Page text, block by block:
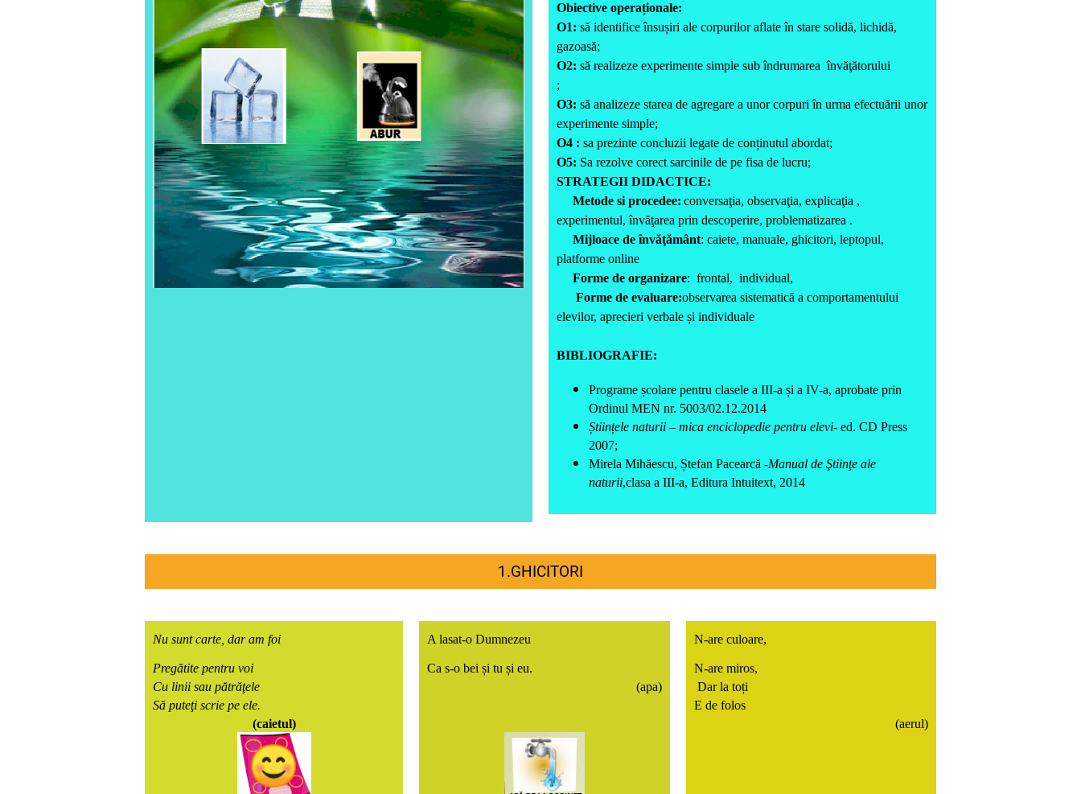
Obiective operaționale:
O1: să identifice însușiri ale corpurilor aflate în stare solidă, lichidă,
gazoasă;
O2: să realizeze experimente simple sub îndrumarea învăţătorului
;
O3: să analizeze starea de agregare a unor corpuri în urma efectuării unor
experimente simple;
O4 : sa prezinte concluzii legate de conținutul abordat;
O5: Sa rezolve corect sarcinile de pe fisa de lucru;
STRATEGII DIDACTICE:
Metode si procedee: conversaţia, observaţia, explicaţia ,
experimentul, învăţarea prin descoperire, problematizarea .
Mijloace de învăţământ: caiete, manuale, ghicitori, leptopul,
platforme online
Forme de organizare: frontal, individual,
Forme de evaluare:observarea sistematică a comportamentului
elevilor, aprecieri verbale și individuale
BIBLIOGRAFIE:
Programe școlare pentru clasele a III-a și a IV-a, aprobate prin
Ordinul MEN nr. 5003/02.12.2014
Științele naturii – mica enciclopedie pentru elevi- ed. CD Press
2007;
Mirela Mihăescu, Ștefan Pacearcă -Manual de Ştiinţe ale
naturii,clasa a III-a, Editura Intuitext, 2014
1.GHICITORI
Nu sunt carte, dar am foi
Pregătite pentru voi
Cu linii sau pătrăţele
Să puteţi scrie pe ele.
(caietul)
A lasat-o Dumnezeu
Ca s-o bei și tu și eu.
(apa)
N-are culoare,
N-are miros,
Dar la toți
E de folos
(aerul)